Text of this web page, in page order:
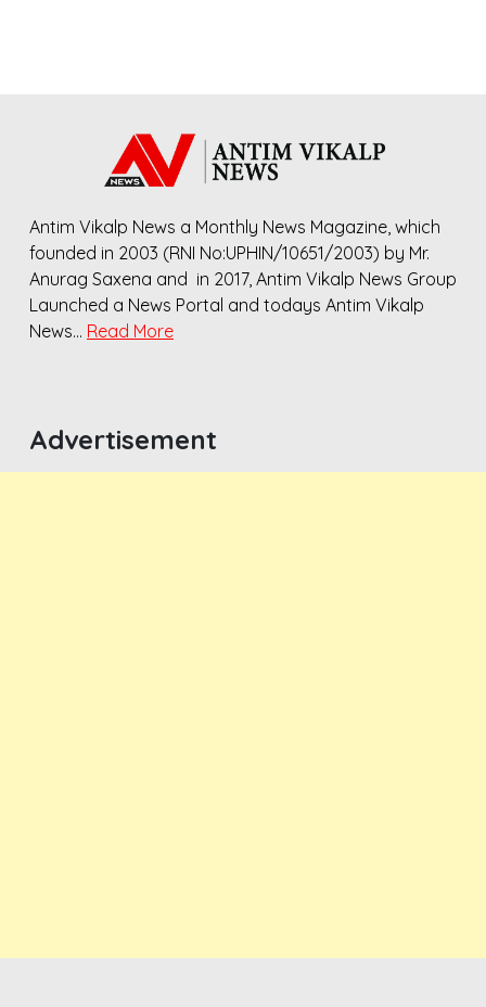
Antim Vikalp News a Monthly News Magazine, which
founded in 2003 (RNI No:UPHIN/10651/2003) by Mr.
Anurag Saxena and in 2017, Antim Vikalp News Group
Launched a News Portal and todays Antim Vikalp
News… Read More
Advertisement